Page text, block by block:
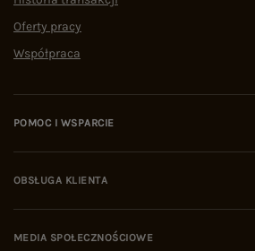
Oferty pracy
Współpraca
POMOC I WSPARCIE
OBSŁUGA KLIENTA
MEDIA SPOŁECZNOŚCIOWE